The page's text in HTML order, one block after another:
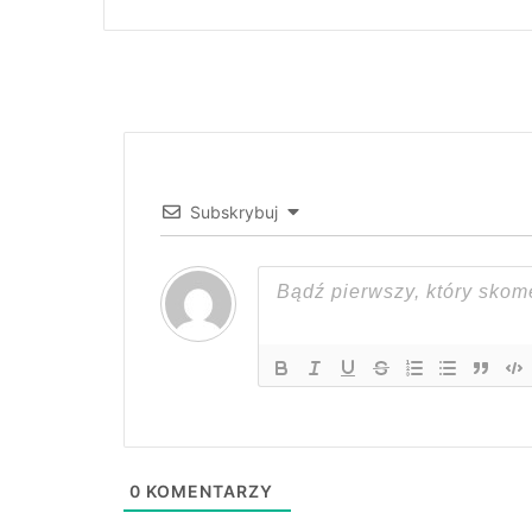
Subskrybuj
0 KOMENTARZY